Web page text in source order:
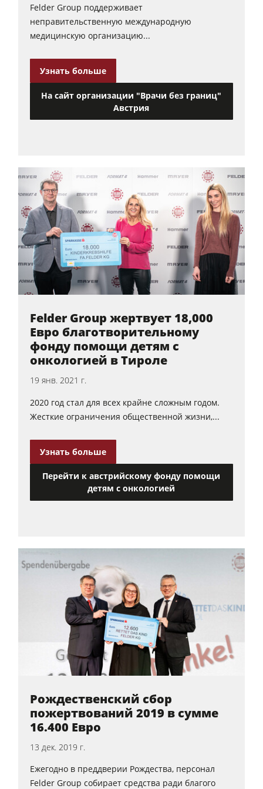
Автоподатчики
Оснащение для производства
Программное обеспечение F4Solutions
Ведение проекта
Felder Group поддерживает
неправительственную международную
медицинскую организацию...
Узнать больше
На сайт организации "Врачи без границ"
Австрия
Felder Group жертвует 18,000
Евро благотворительному
фонду помощи детям с
онкологией в Тироле
19 янв. 2021 г.
2020 год стал для всех крайне сложным годом.
Жесткие ограничения общественной жизни,...
Узнать больше
Перейти к австрийскому фонду помощи
детям с онкологией
Рождественский сбор
пожертвований 2019 в сумме
16.400 Евро
13 дек. 2019 г.
Ежегодно в преддверии Рождества, персонал
Felder Group собирает средства ради благого